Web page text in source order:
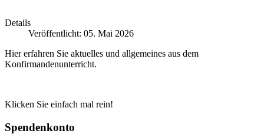
Details
Veröffentlicht: 05. Mai 2026
Hier erfahren Sie aktuelles und allgemeines aus dem
Konfirmandenunterricht.
Klicken Sie einfach mal rein!
Spendenkonto